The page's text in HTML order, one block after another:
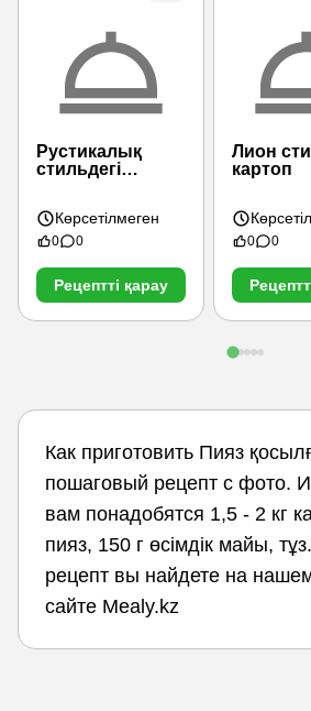
Рустикалық
стильдегі
Көрсетілмеген
0 0
Рецептті қарау
Лион
картоп
0 0
Как приготовить Пияз
пошаговый рецепт с фото.
вам понадобятся 1,5 - 2 кг
пияз, 150 г өсімдік майы,
рецепт вы найдете на
сайте Mealy.kz